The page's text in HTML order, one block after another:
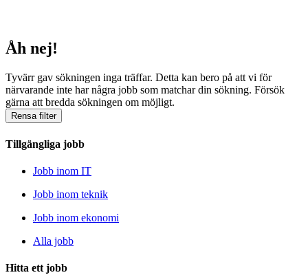
Åh nej!
Tyvärr gav sökningen inga träffar. Detta kan bero på att vi för
närvarande inte har några jobb som matchar din sökning. Försök
gärna att bredda sökningen om möjligt.
Rensa filter
Tillgängliga jobb
Jobb inom IT
Jobb inom teknik
Jobb inom ekonomi
Alla jobb
Hitta ett jobb